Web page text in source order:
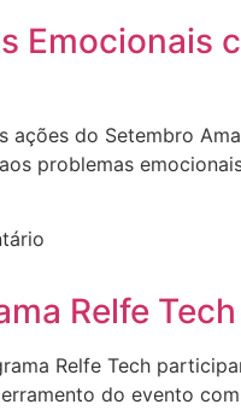
Emocionais
ações do Setembro
problemas
Relfe
Relfe Tech
do evento